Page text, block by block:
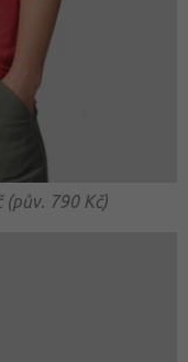
(pův. 790 Kč)